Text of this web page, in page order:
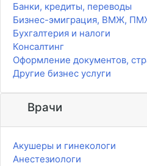
Банки, кредиты, переводы
Бизнес-эмиграция, ВМЖ,
Бухгалтерия и налоги
Консалтинг
Оформление документов,
Другие бизнес услуги
Врачи
Акушеры и гинекологи
Анестезиологи